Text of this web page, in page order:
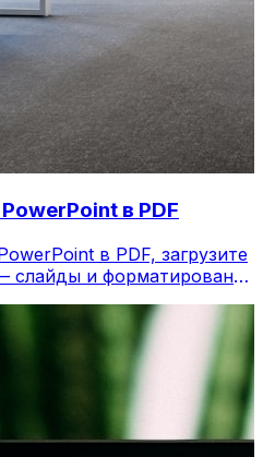
в PDF
в PDF, загрузите
слайды и форматирование